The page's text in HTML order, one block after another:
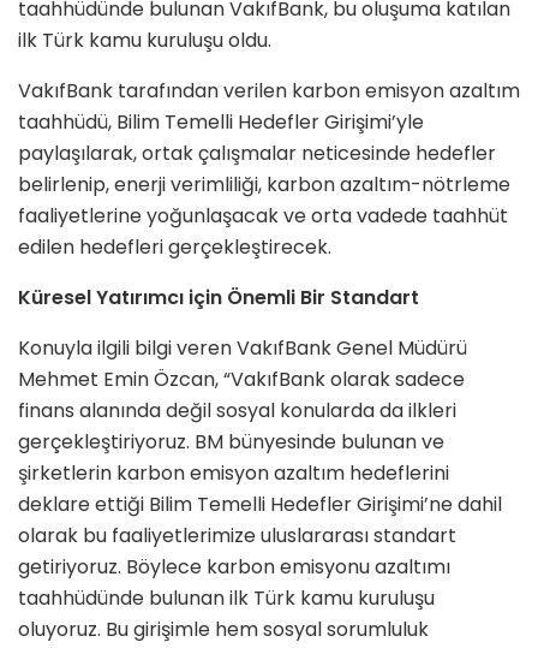
taahhüdünde bulunan VakıfBank, bu oluşuma katılan
ilk Türk kamu kuruluşu oldu.
VakıfBank tarafından verilen karbon emisyon azaltım
taahhüdü, Bilim Temelli Hedefler Girişimi’yle
paylaşılarak, ortak çalışmalar neticesinde hedefler
belirlenip, enerji verimliliği, karbon azaltım-nötrleme
faaliyetlerine yoğunlaşacak ve orta vadede taahhüt
edilen hedefleri gerçekleştirecek.
Küresel Yatırımcı için Önemli Bir Standart
Konuyla ilgili bilgi veren VakıfBank Genel Müdürü
Mehmet Emin Özcan, “VakıfBank olarak sadece
finans alanında değil sosyal konularda da ilkleri
gerçekleştiriyoruz. BM bünyesinde bulunan ve
şirketlerin karbon emisyon azaltım hedeflerini
deklare ettiği Bilim Temelli Hedefler Girişimi’ne dahil
olarak bu faaliyetlerimize uluslararası standart
getiriyoruz. Böylece karbon emisyonu azaltımı
taahhüdünde bulunan ilk Türk kamu kuruluşu
oluyoruz. Bu girişimle hem sosyal sorumluluk